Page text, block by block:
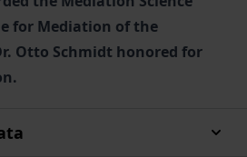
for Mediation of the
Otto Schmidt honored for